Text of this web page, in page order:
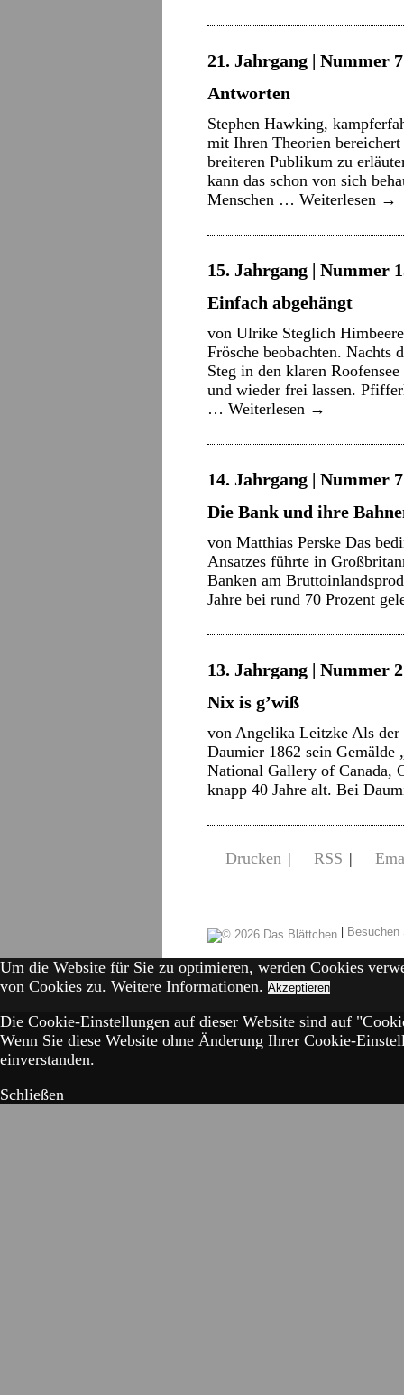
21. Jahrgang | Nummer
Antworten
Stephen Hawking,
mit Ihren Theorien bereichert
breiteren Publikum zu
kann das schon von sich
Menschen … Weiterlesen →
15. Jahrgang | Nummer
Einfach abgehängt
von Ulrike Steglich
Frösche beobachten. Nachts
Steg in den klaren
und wieder frei lassen.
… Weiterlesen →
14. Jahrgang | Nummer
Die Bank und ihre
von Matthias Perske Das
Ansatzes führte in
Banken am
Jahre bei rund 70 Prozent
13. Jahrgang | Nummer
Nix is g’wiß
von Angelika Leitzke Als
Daumier 1862 sein Gemälde
National Gallery of Canada,
knapp 40 Jahre alt. Bei
Drucken | RSS |
|
Um die Website für Sie zu optimieren, werden Cookies
von Cookies zu. Weitere Informationen. Akzeptieren
Die Cookie-Einstellungen auf dieser Website sind auf
Wenn Sie diese Website ohne Änderung Ihrer Cookie-
einverstanden.
Schließen